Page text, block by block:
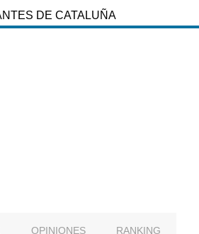
DE CATALUÑA
OPINIONES RANKING